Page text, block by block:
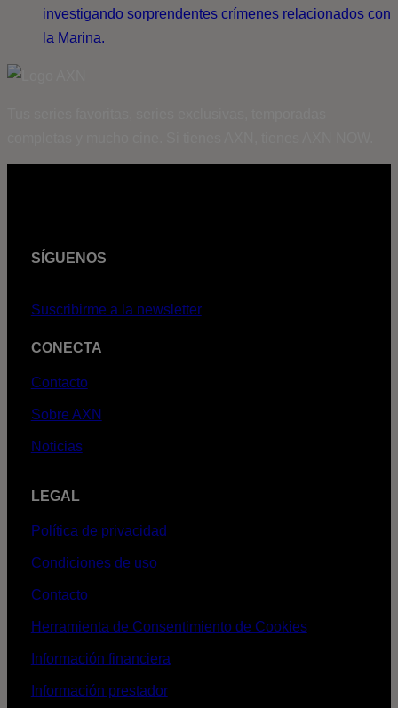
investigando sorprendentes crímenes relacionados con
la Marina.
SÍGUENOS
Suscribirme a la newsletter
CONECTA
Contacto
Sobre AXN
Noticias
LEGAL
Política de privacidad
Condiciones de uso
Contacto
Herramienta de Consentimiento de Cookies
Información financiera
Información prestador